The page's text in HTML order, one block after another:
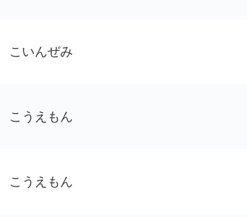
こいんぜみ
こうえもん
こうえもん